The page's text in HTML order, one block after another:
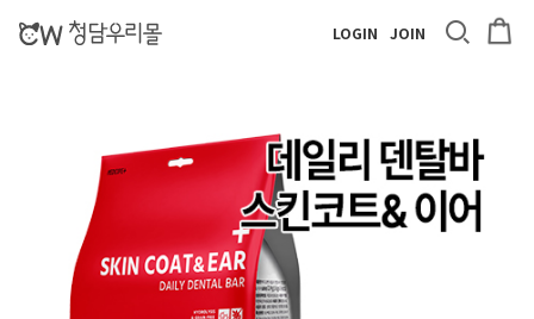
LOGIN JOIN